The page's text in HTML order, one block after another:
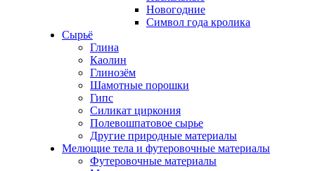
Новогодние
Символ года кролика
Сырьё
Глина
Каолин
Глинозём
Шамотные порошки
Гипс
Силикат циркония
Полевошпатовое сырье
Другие природные материалы
Мелющие тела и футеровочные материалы
Футеровочные материалы